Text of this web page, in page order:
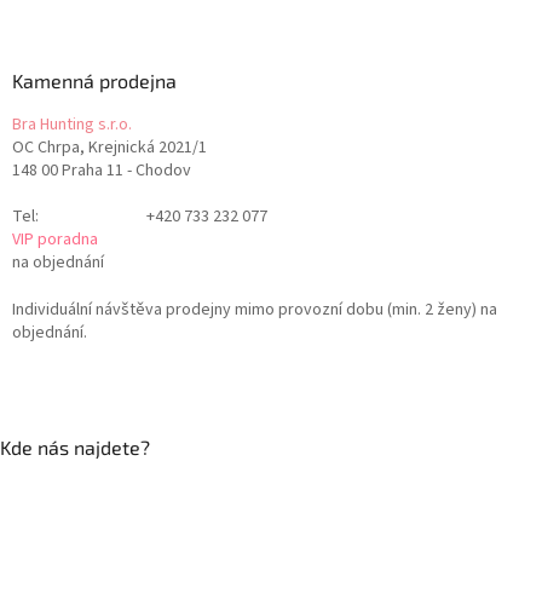
Kamenná prodejna
Bra Hunting s.r.o.
OC Chrpa, Krejnická 2021/1
148 00 Praha 11 - Chodov
Tel:
+420 733 232 077
VIP poradna
na objednání
Individuální návštěva prodejny mimo provozní dobu (min. 2 ženy) na
objednání.
Kde nás najdete?